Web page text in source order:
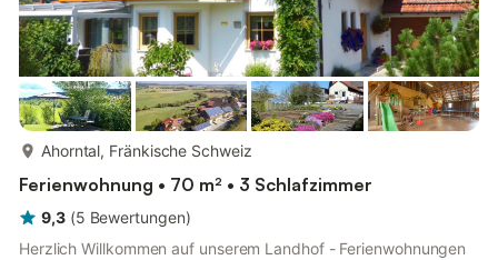
Ahorntal, Fränkische Schweiz
Ferienwohnung • 70 m² • 3 Schlafzimmer
9,3 (5 Bewertungen)
Herzlich Willkommen auf unserem Landhof - Ferienwohnungen